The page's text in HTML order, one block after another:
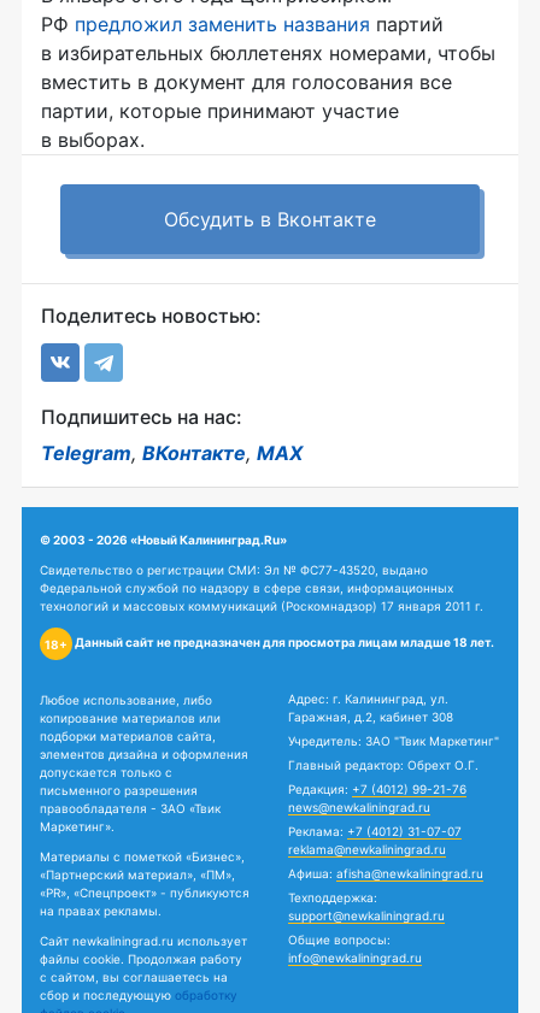
РФ предложил заменить названия партий
в избирательных бюллетенях номерами, чтобы
вместить в документ для голосования все
партии, которые принимают участие
в выборах.
Обсудить в Вконтакте
Поделитесь новостью:
Подпишитесь на нас:
Telegram, ВКонтакте, MAX
© 2003 - 2026 «Новый Калининград.Ru»
Свидетельство о регистрации СМИ: Эл № ФС77-43520, выдано
Федеральной службой по надзору в сфере связи, информационных
технологий и массовых коммуникаций (Роскомнадзор) 17 января 2011 г.
18+ Данный сайт не предназначен для просмотра лицам младше 18 лет.
Любое использование, либо
копирование материалов или
подборки материалов сайта,
элементов дизайна и оформления
допускается только с
письменного разрешения
правообладателя - ЗАО «Твик
Маркетинг».
Материалы с пометкой «Бизнес»,
«Партнерский материал», «ПМ»,
«PR», «Спецпроект» - публикуются
на правах рекламы.
Сайт newkaliningrad.ru использует
файлы cookie. Продолжая работу
с сайтом, вы соглашаетесь на
сбор и последующую обработку
Адрес: г. Калининград, ул.
Гаражная, д.2, кабинет 308
Учредитель: ЗАО "Твик Маркетинг"
Главный редактор: Обрехт О.Г.
Редакция: +7 (4012) 99-21-76
news@newkaliningrad.ru
Реклама: +7 (4012) 31-07-07
reklama@newkaliningrad.ru
Афиша: afisha@newkaliningrad.ru
Техподдержка:
support@newkaliningrad.ru
Общие вопросы:
info@newkaliningrad.ru